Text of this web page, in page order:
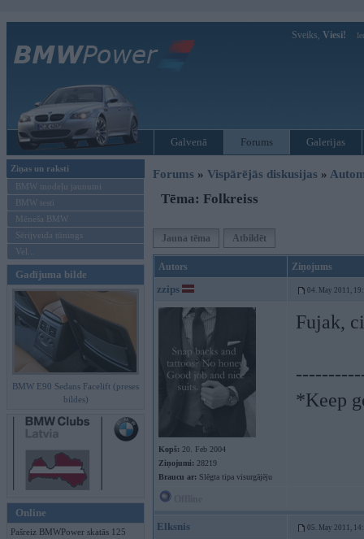
Sveiks, Viesi!
Galvenā Forums Galerijas
Ziņas un raksti
BMW modeļu jaunumi
BMW testi
Mēneša BMW
Sērijveida tūnings
Vel...
Gadījuma bilde
BMW E90 Sedans Facelift (preses
bildes)
Online
Pašreiz BMWPower skatās 125
Forums » Vispārējās diskusijas »
Tēma: Folkreiss
Jauna tēma Atbildēt
Autors Ziņojums
zzips 04. May 2011,
Kopš: 20. Feb 2004
Ziņojumi: 28219
Braucu ar: Slēgta tipa visurgājēju
Fujak,
*Keep
Elksnis 05. May 2011,